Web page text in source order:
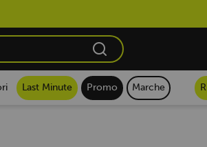
Last Minute Promo Marche